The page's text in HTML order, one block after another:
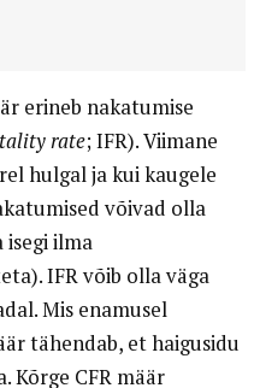
erineb nakatumise
rate; IFR). Viimane
hulgal ja kui kaugele
võivad olla
isegi ilma
IFR võib olla väga
Mis enamusel
tähendab, et haigusidu
Kõrge CFR määr